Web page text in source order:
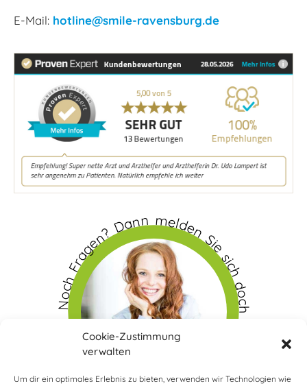
Cookie-Zustimmung
verwalten
Um dir ein optimales Erlebnis zu bieten, verwenden wir Technologien wie
E-Mail: hotline@smile-ravensburg.de
Noch Fragen? Dann melden Sie sich doch bei uns